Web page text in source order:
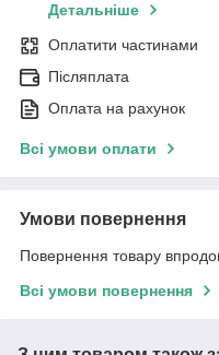
Детальніше
Оплатити частинами
Післяплата
Оплата на рахунок
Всі умови оплати
Умови повернення
Повернення товару
Всі умови повернення